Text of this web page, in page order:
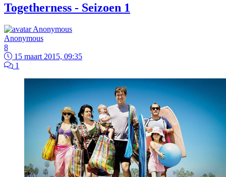
Togetherness - Seizoen 1
Anonymous
8
15 maart 2015, 09:35
1